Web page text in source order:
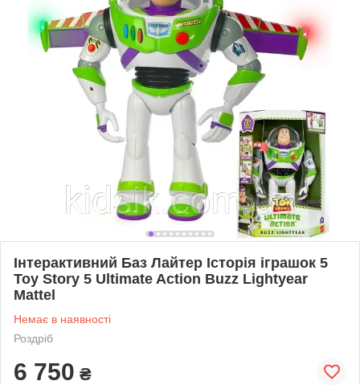
Інтерактивний Баз Лайтер Історія іграшок 5
Toy Story 5 Ultimate Action Buzz Lightyear
Mattel
Немає в наявності
Роздріб
6 750 ₴